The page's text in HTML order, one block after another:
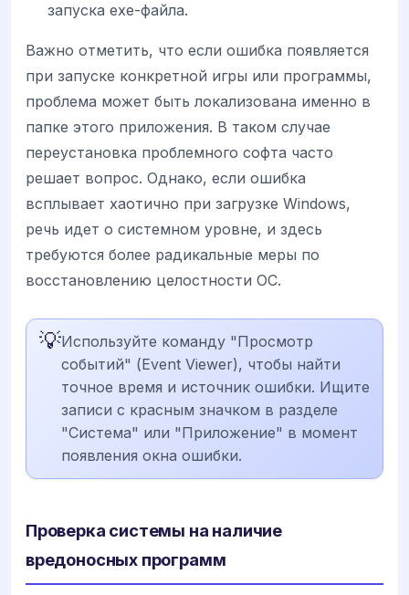
запуска exe-файла.
Важно отметить, что если ошибка появляется
при запуске конкретной игры или программы,
проблема может быть локализована именно в
папке этого приложения. В таком случае
переустановка проблемного софта часто
решает вопрос. Однако, если ошибка
всплывает хаотично при загрузке Windows,
речь идет о системном уровне, и здесь
требуются более радикальные меры по
восстановлению целостности ОС.
💡Используйте команду "Просмотр
событий" (Event Viewer), чтобы найти
точное время и источник ошибки. Ищите
записи с красным значком в разделе
"Система" или "Приложение" в момент
появления окна ошибки.
Проверка системы на наличие
вредоносных программ